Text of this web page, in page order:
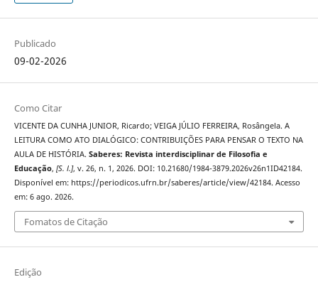
Publicado
09-02-2026
Como Citar
VICENTE DA CUNHA JUNIOR, Ricardo; VEIGA JÚLIO FERREIRA, Rosângela. A
LEITURA COMO ATO DIALÓGICO: CONTRIBUIÇÕES PARA PENSAR O TEXTO NA
AULA DE HISTÓRIA. Saberes: Revista interdisciplinar de Filosofia e
Educação, [S. l.], v. 26, n. 1, 2026. DOI: 10.21680/1984-3879.2026v26n1ID42184.
Disponível em: https://periodicos.ufrn.br/saberes/article/view/42184. Acesso
em: 6 ago. 2026.
Fomatos de Citação
Edição